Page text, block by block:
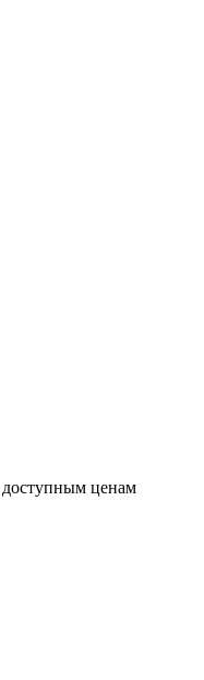
доступным ценам